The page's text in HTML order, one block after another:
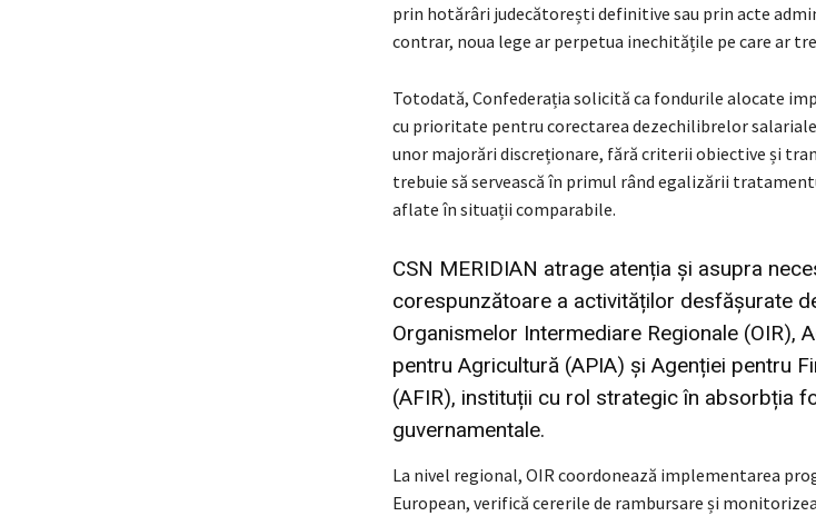
prin hotărâri judecătorești definitive sau prin acte
contrar, noua lege ar perpetua inechitățile pe care ar
Totodată, Confederația solicită ca fondurile alocate
cu prioritate pentru corectarea dezechilibrelor
unor majorări discreționare, fără criterii obiective și
trebuie să servească în primul rând egalizării
aflate în situații comparabile.
CSN MERIDIAN atrage atenția și asupra
corespunzătoare a activităților desfășurate
Organismelor Intermediare Regionale (OIR),
pentru Agricultură (APIA) și Agenției pentru
(AFIR), instituții cu rol strategic în absorbția
guvernamentale.
La nivel regional, OIR coordonează implementarea
European, verifică cererile de rambursare și